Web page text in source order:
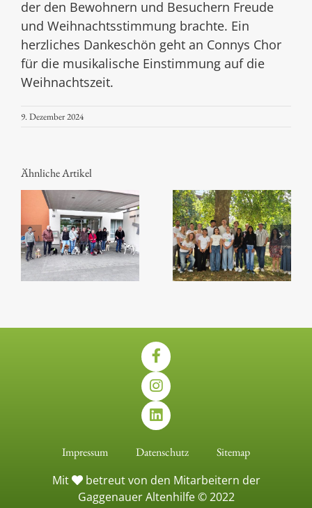
der den Bewohnern und Besuchern Freude
und Weihnachtsstimmung brachte. Ein
herzliches Dankeschön geht an Connys Chor
für die musikalische Einstimmung auf die
Weihnachtszeit.
9. Dezember 2024
Ähnliche Artikel
Impressum Datenschutz Sitemap
Mit
betreut von den Mitarbeitern der
Gaggenauer Altenhilfe © 2022